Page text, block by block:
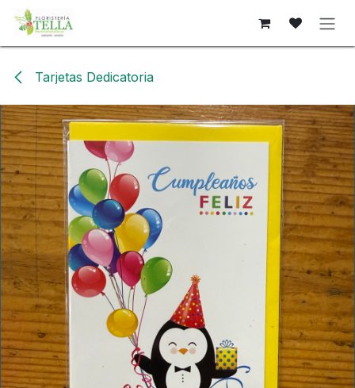
Ir al contenido
Tarjetas Dedicatoria